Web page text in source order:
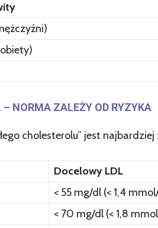
– NORMA ZALEŻY OD RYZYKA
cholesterolu” jest
Docelowy LDL
< 55 mg/dl (< 1,4
< 70 mg/dl (< 1,8